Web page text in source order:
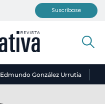
Suscríbase
Edmundo González Urrutia